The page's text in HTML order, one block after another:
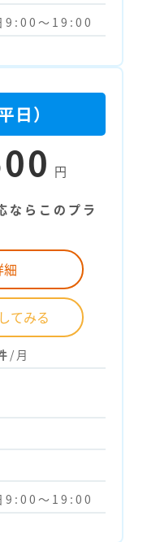
9:00～19:00
日）
円
ならこのプラ
細
てみる
/月
9:00～19:00